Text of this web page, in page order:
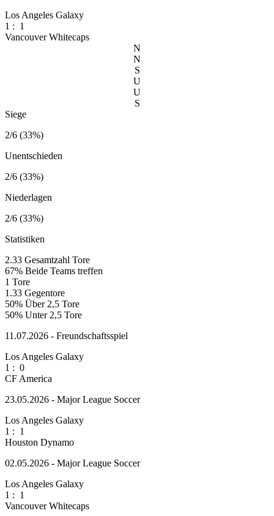
Los Angeles Galaxy
1 : 1
Vancouver Whitecaps
N
N
S
U
U
S
Siege
2/6 (33%)
Unentschieden
2/6 (33%)
Niederlagen
2/6 (33%)
Statistiken
2.33 Gesamtzahl Tore
67% Beide Teams treffen
1 Tore
1.33 Gegentore
50% Über 2,5 Tore
50% Unter 2,5 Tore
11.07.2026 - Freundschaftsspiel
Los Angeles Galaxy
1 : 0
CF America
23.05.2026 - Major League Soccer
Los Angeles Galaxy
1 : 1
Houston Dynamo
02.05.2026 - Major League Soccer
Los Angeles Galaxy
1 : 1
Vancouver Whitecaps